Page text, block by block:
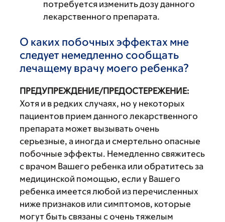
потребуется изменить дозу данного
лекарственного препарата.
О каких побочных эффектах мне
следует немедленно сообщать
лечащему врачу моего ребенка?
ПРЕДУПРЕЖДЕНИЕ/ПРЕДОСТЕРЕЖЕНИЕ:
Хотя и в редких случаях, но у некоторых
пациентов прием данного лекарственного
препарата может вызывать очень
серьезные, а иногда и смертельно опасные
побочные эффекты. Немедленно свяжитесь
с врачом Вашего ребенка или обратитесь за
медицинской помощью, если у Вашего
ребенка имеется любой из перечисленных
ниже признаков или симптомов, которые
могут быть связаны с очень тяжелым